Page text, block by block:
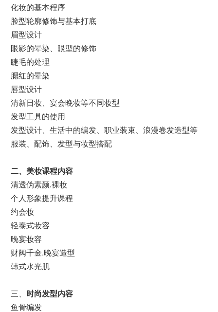
化妆的基本程序
脸型轮廓修饰与基本打底
眉型设计
眼影的晕染、眼型的修饰
睫毛的处理
腮红的晕染
唇型设计
清新日妆、宴会晚妆等不同妆型
发型工具的使用
发型设计、生活中的编发、职业装束、浪漫卷发造型等
服装、配饰、发型与妆型搭配
二、美妆课程内容
清透伪素颜.裸妆
个人形象提升课程
约会妆
轻泰式妆容
晚宴妆容
财阀千金.晚宴造型
韩式水光肌
三、
时尚发型内容
鱼骨编发